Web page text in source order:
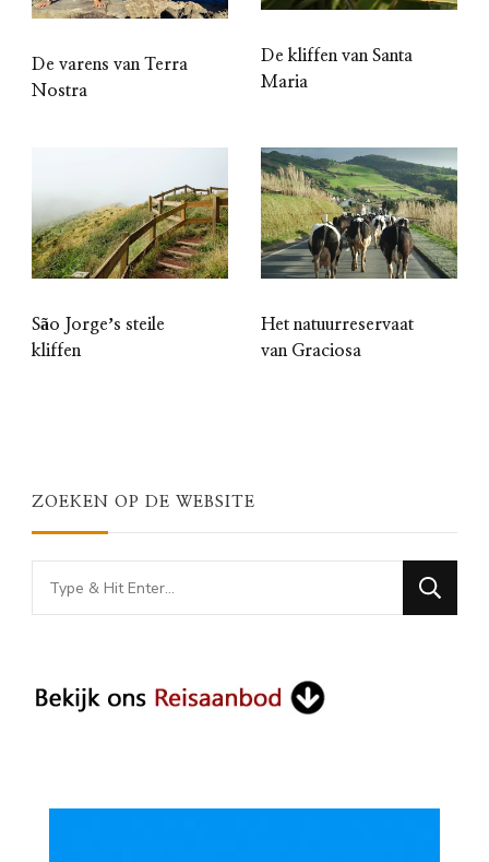
De varens van Terra
Nostra
De kliffen van Santa
Maria
São Jorgeʼs steile
kliffen
Het natuurreservaat
van Graciosa
ZOEKEN OP DE WEBSITE
Looking
for